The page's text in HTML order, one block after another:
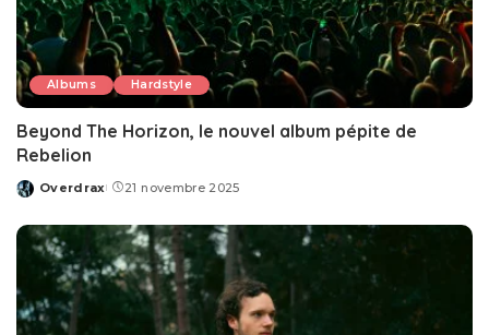
Albums Hardstyle
Beyond The Horizon, le nouvel album pépite de
Rebelion
Posted
Overdrax 21 novembre 2025